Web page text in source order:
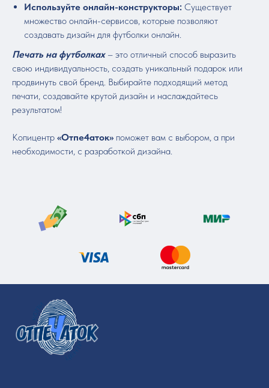
Используйте онлайн-конструкторы: Существует
множество онлайн-сервисов, которые позволяют
создавать дизайн для футболки онлайн.
Печать на футболках– это отличный способ выразить
свою индивидуальность, создать уникальный подарок или
продвинуть свой бренд. Выбирайте подходящий метод
печати, создавайте крутой дизайн и наслаждайтесь
результатом!
Копицентр «Отпе4аток» поможет вам с выбором, а при
необходимости, с разработкой дизайна.